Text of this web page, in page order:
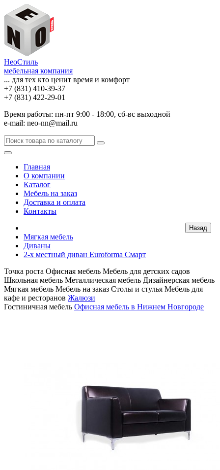
НеоСтиль
мебельная компания
... для тех кто ценит время и комфорт
+7 (831) 410-39-37
+7 (831) 422-29-01
Время работы: пн-пт 9:00 - 18:00, сб-вс выходной
e-mail: neo-nn@mail.ru
Главная
О компании
Каталог
Мебель на заказ
Доставка и оплата
Контакты
Мягкая мебель
Диваны
2-х местный диван Euroforma Смарт
Точка роста Офисная мебель Мебель для детских садов
Школьная мебель Металлическая мебель Дизайнерская мебель
Мягкая мебель Мебель на заказ Столы и стулья Мебель для
кафе и ресторанов Жалюзи
Гостиничная мебель Офисная мебель в Нижнем Новгороде